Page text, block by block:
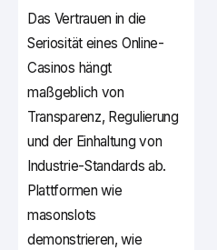
Das Vertrauen in die
Seriosität eines Online-
Casinos hängt
maßgeblich von
Transparenz, Regulierung
und der Einhaltung von
Industrie-Standards ab.
Plattformen wie
masonslots
demonstrieren, wie